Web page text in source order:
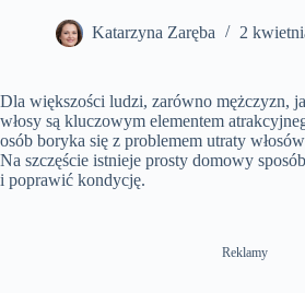
Katarzyna Zaręba 2
Dla większości ludzi, zarówno mężczyzn,
włosy są kluczowym elementem
osób boryka się z problemem utraty
Na szczęście istnieje prosty domowy
i poprawić kondycję.
Reklamy